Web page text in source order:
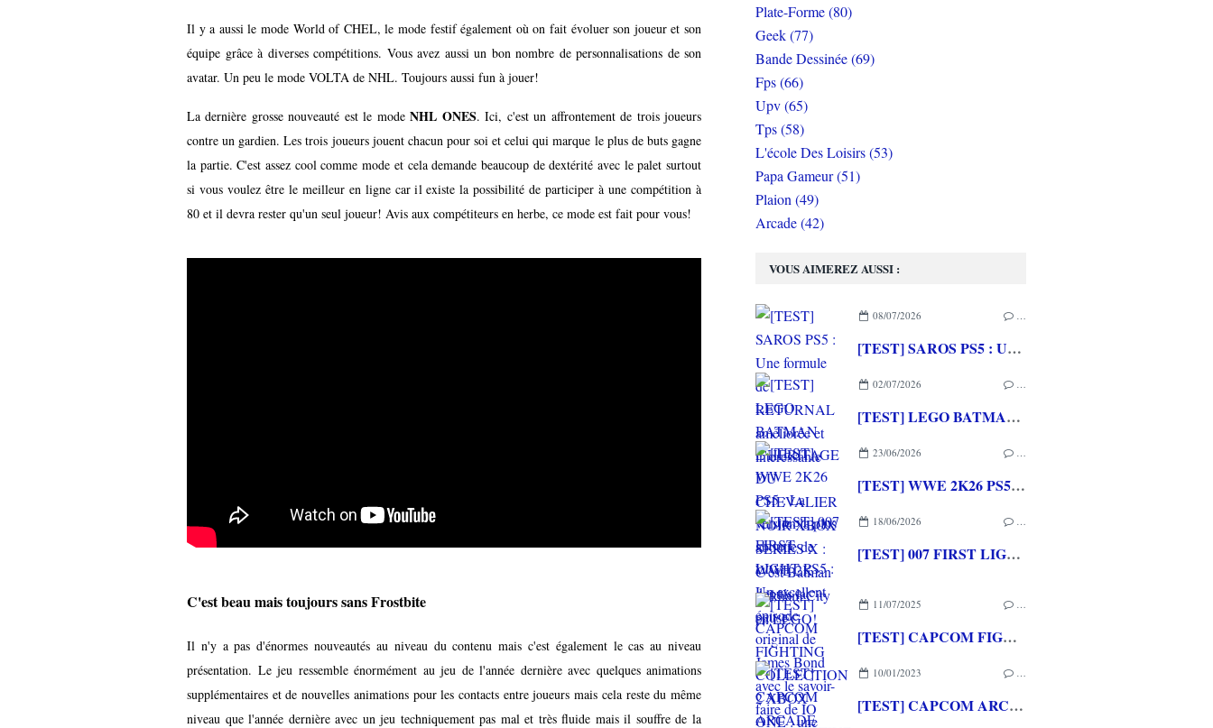
Il y a aussi le mode World of CHEL, le mode festif également où on fait évoluer son joueur et son
équipe grâce à diverses compétitions. Vous avez aussi un bon nombre de personnalisations de son
avatar. Un peu le mode VOLTA de NHL. Toujours aussi fun à jouer!
La dernière grosse nouveauté est le modeNHL ONES. Ici, c'est un affrontement de trois joueurs
contre un gardien. Les trois joueurs jouent chacun pour soi et celui qui marque le plus de buts gagne
la partie. C'est assez cool comme mode et cela demande beaucoup de dextérité avec le palet surtout
si vous voulez être le meilleur en ligne car il existe la possibilité de participer à une compétition à
80 et il devra rester qu'un seul joueur! Avis aux compétiteurs en herbe, ce mode est fait pour vous!
C'est beau mais toujours sans Frostbite
Il n'y a pas d'énormes nouveautés au niveau du contenu mais c'est également le cas au niveau
présentation. Le jeu ressemble énormément au jeu de l'année dernière avec quelques animations
supplémentaires et de nouvelles animations pour les contacts entre joueurs mais cela reste du même
niveau que l'année dernière avec un jeu techniquement pas mal et très fluide mais il souffre de la
VOUS AIMEREZ AUSSI :
08/07/2026 …
[TEST] SAROS PS5 : Une formule de RETURNAL améliorée et interessante
02/07/2026 …
[TEST] LEGO BATMAN L'HERITAGE DU CHEVALIER NOIR XBOX SERIES X : C'est Batman Arkham City en LEGO!
23/06/2026 …
[TEST] WWE 2K26 PS5 : La version la plus aboutie de WWE 2K depuis la pause
18/06/2026 …
[TEST] 007 FIRST LIGHT PS5 : Un excellent épisode original de James Bond avec le savoir-faire de IO INTERACTIVE
11/07/2025 …
[TEST] CAPCOM FIGHTING COLLECTION 2 XBOX ONE : une compilation surtout pour les fans de baston!
10/01/2023 …
[TEST] CAPCOM ARCADE 2ND STADIUM XBOX ONE : Encore quelques raretés de plus!
Plate-Forme (80)
Geek (77)
Bande Dessinée (69)
Fps (66)
Upv (65)
Tps (58)
L'école Des Loisirs (53)
Papa Gameur (51)
Plaion (49)
Arcade (42)